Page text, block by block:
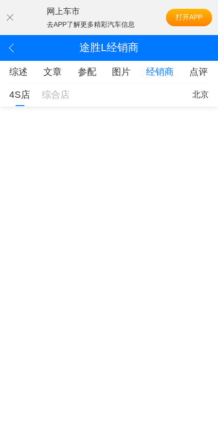
网上车市
去APP了解更多精彩汽车信息
打开APP
途胜L经销商
综述 文章 参配 图片 经销商 点评
4S店 综合店 北京